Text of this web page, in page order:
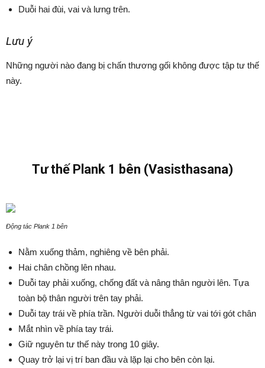
Duỗi hai đùi, vai và lưng trên.
Lưu ý
Những người nào đang bị chấn thương gối không được tập tư thế
này.
Tư thế Plank 1 bên (Vasisthasana)
Động tác Plank 1 bên
Nằm xuống thảm, nghiêng về bên phải.
Hai chân chồng lên nhau.
Duỗi tay phải xuống, chống đất và nâng thân người lên. Tựa
toàn bộ thân người trên tay phải.
Duỗi tay trái về phía trần. Người duỗi thẳng từ vai tới gót chân
Mắt nhìn về phía tay trái.
Giữ nguyên tư thế này trong 10 giây.
Quay trở lại vị trí ban đầu và lặp lại cho bên còn lại.